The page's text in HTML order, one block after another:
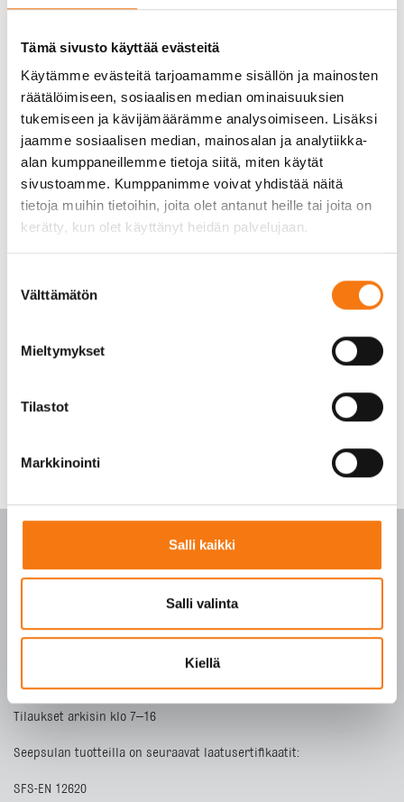
Tämä sivusto käyttää evästeitä
Käytämme evästeitä tarjoamamme sisällön ja mainosten
räätälöimiseen, sosiaalisen median ominaisuuksien
tukemiseen ja kävijämäärämme analysoimiseen. Lisäksi
jaamme sosiaalisen median, mainosalan ja analytiikka-
alan kumppaneillemme tietoja siitä, miten käytät
sivustoamme. Kumppanimme voivat yhdistää näitä
tietoja muihin tietoihin, joita olet antanut heille tai joita on
kerätty, kun olet käyttänyt heidän palvelujaan.
valinta
Välttämätön
Mieltymykset
Tilastot
Markkinointi
Salli kaikki
Salli valinta
Kiellä
joihin hänen puhelinnumeronsa on rekisteröity.
lisätä oikeus tilata tuotteita kyseiselle työmaalle.
Seepsula Pro on tarkoitettu lisäpalveluksi
asiakkaalle helpottamaan arkea työmaan tilausten
hallinnassa. Kaikki perinteiset tavat tilata
kiviaineksia kuten soittamalla tai asioimalla
verkkokaupassa ovat tietenkin edelleen
mahdollisia. Myyntijohtaja Richard Lustigin sanoin:
”Seepsula tuo kiviaineksen tilaamisen tälle
Storesta tai Google Play Storesta.
Tilaukset arkisin klo 7–16
Seepsulan tuotteilla on seuraavat laatusertifikaatit:
SFS-EN 12620